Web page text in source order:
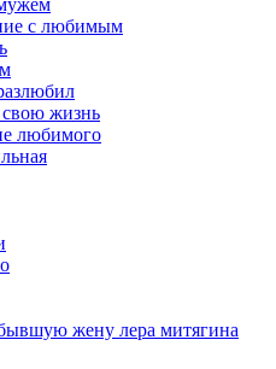
с любимым
свою жизнь
любимого
жену лера митягина